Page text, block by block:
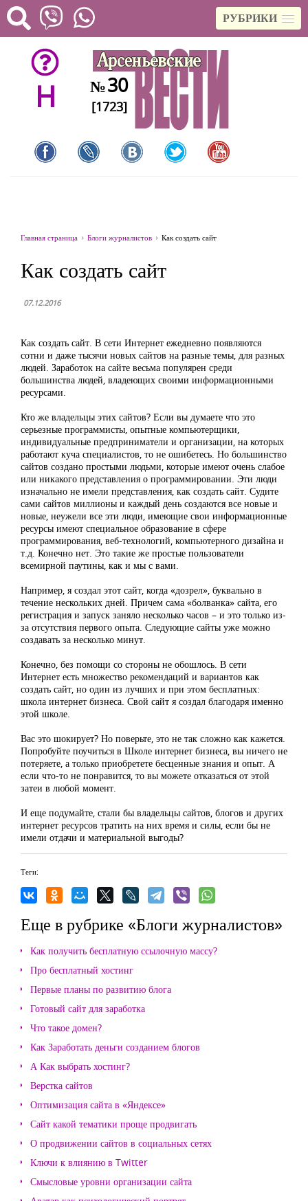
РУБРИКИ
H №30
[1723]
Главная страница Блоги журналистов Как создать сайт
Как создать сайт
07.12.2016
Как создать сайт. В сети Интернет ежедневно появляются
сотни и даже тысячи новых сайтов на разные темы, для разных
людей. Заработок на сайте весьма популярен среди
большинства людей, владеющих своими информационными
ресурсами.
Кто же владельцы этих сайтов? Если вы думаете что это
серьезные программисты, опытные компьютерщики,
индивидуальные предприниматели и организации, на которых
работают куча специалистов, то не ошибетесь. Но большинство
сайтов создано простыми людьми, которые имеют очень слабое
или никакого представления о программировании. Эти люди
изначально не имели представления, как создать сайт. Судите
сами сайтов миллионы и каждый день создаются все новые и
новые, неужели все эти люди, имеющие свои информационные
ресурсы имеют специальное образование в сфере
программирования, веб-технологий, компьютерного дизайна и
т.д. Конечно нет. Это такие же простые пользователи
всемирной паутины, как и мы с вами.
Например, я создал этот сайт, когда «дозрел», буквально в
течение нескольких дней. Причем сама «болванка» сайта, его
регистрация и запуск заняло несколько часов – и это только из-
за отсутствия первого опыта. Следующие сайты уже можно
создавать за несколько минут.
Конечно, без помощи со стороны не обошлось. В сети
Интернет есть множество рекомендаций и вариантов как
создать сайт, но один из лучших и при этом бесплатных:
школа интернет бизнеса. Свой сайт я создал благодаря именно
этой школе.
Вас это шокирует? Но поверьте, это не так сложно как кажется.
Попробуйте поучиться в Школе интернет бизнеса, вы ничего не
потеряете, а только приобретете бесценные знания и опыт. А
если что-то не понравится, то вы можете отказаться от этой
затеи в любой момент.
И еще подумайте, стали бы владельцы сайтов, блогов и других
интернет ресурсов тратить на них время и силы, если бы не
имели отдачи и материальной выгоды?
Теги:
Еще в рубрике «Блоги журналистов»
Как получить бесплатную ссылочную массу?
Про бесплатный хостинг
Первые планы по развитию блога
Готовый сайт для заработка
Что такое домен?
Как Заработать деньги созданием блогов
А Как выбрать хостинг?
Верстка сайтов
Оптимизация сайта в «Яндексе»
Сайт какой тематики проще продвигать
О продвижении сайтов в социальных сетях
Ключи к влиянию в Twitter
Смысловые уровни организации сайта